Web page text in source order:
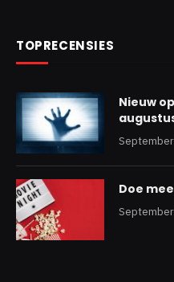
TOPRECENSIES
Nieuw
Doe